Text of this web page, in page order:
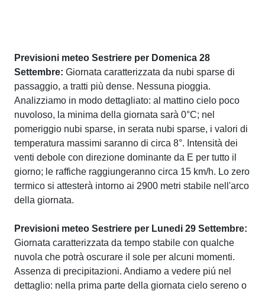
Previsioni meteo Sestriere per Domenica 28
Settembre: Giornata caratterizzata da nubi sparse di
passaggio, a tratti più dense. Nessuna pioggia.
Analizziamo in modo dettagliato: al mattino cielo poco
nuvoloso, la minima della giornata sarà 0°C; nel
pomeriggio nubi sparse, in serata nubi sparse, i valori di
temperatura massimi saranno di circa 8°. Intensità dei
venti debole con direzione dominante da E per tutto il
giorno; le raffiche raggiungeranno circa 15 km/h. Lo zero
termico si attesterà intorno ai 2900 metri stabile nell'arco
della giornata.
Previsioni meteo Sestriere per Lunedi 29 Settembre:
Giornata caratterizzata da tempo stabile con qualche
nuvola che potrà oscurare il sole per alcuni momenti.
Assenza di precipitazioni. Andiamo a vedere piú nel
dettaglio: nella prima parte della giornata cielo sereno o